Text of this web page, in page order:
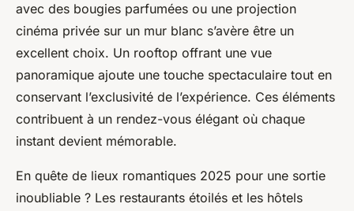
avec des bougies parfumées ou une projection
cinéma privée sur un mur blanc s’avère être un
excellent choix. Un rooftop offrant une vue
panoramique ajoute une touche spectaculaire tout en
conservant l’exclusivité de l’expérience. Ces éléments
contribuent à un rendez-vous élégant où chaque
instant devient mémorable.
En quête de lieux romantiques 2025 pour une sortie
inoubliable ? Les restaurants étoilés et les hôtels